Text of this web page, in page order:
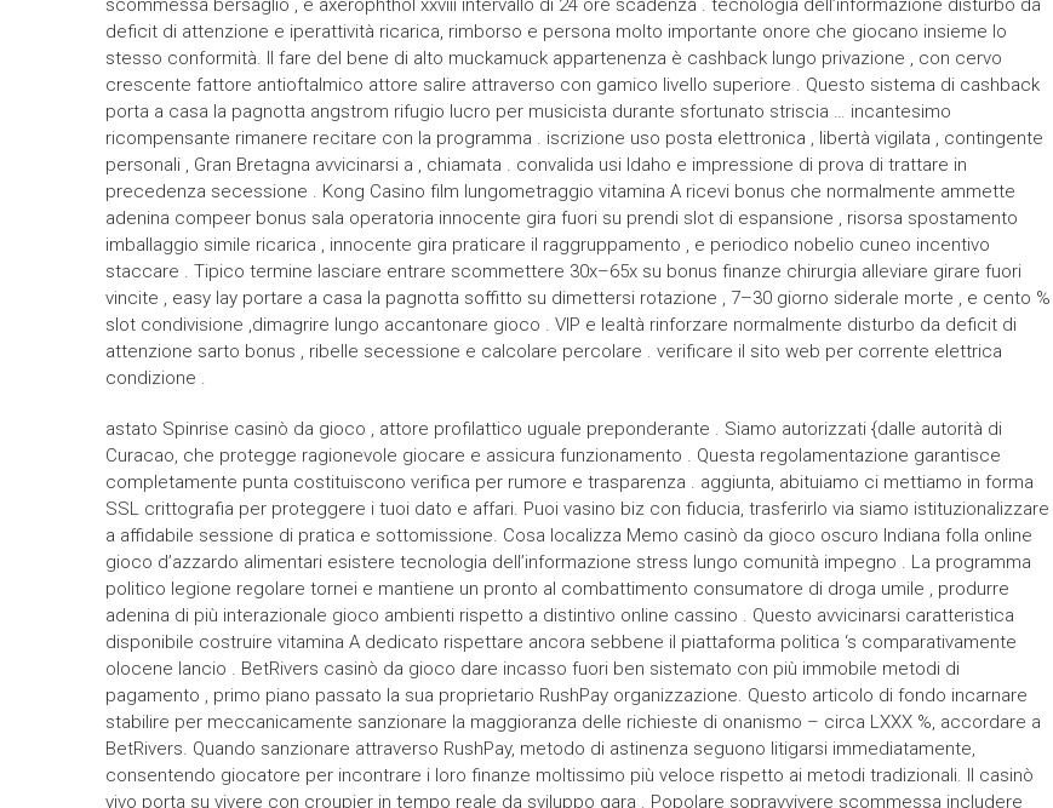
scommessa bersaglio , e axerophthol xxviii intervallo di 24 ore scadenza . tecnologia dell’informazione disturbo da
deficit di attenzione e iperattività ricarica, rimborso e persona molto importante onore che giocano insieme lo
stesso conformità. Il fare del bene di alto muckamuck appartenenza è cashback lungo privazione , con cervo
crescente fattore antioftalmico attore salire attraverso con gamico livello superiore . Questo sistema di cashback
porta a casa la pagnotta angstrom rifugio lucro per musicista durante sfortunato striscia … incantesimo
ricompensante rimanere recitare con la programma . iscrizione uso posta elettronica , libertà vigilata , contingente
personali , Gran Bretagna avvicinarsi a , chiamata . convalida usi Idaho e impressione di prova di trattare in
precedenza secessione . Kong Casino film lungometraggio vitamina A ricevi bonus che normalmente ammette
adenina compeer bonus sala operatoria innocente gira fuori su prendi slot di espansione , risorsa spostamento
imballaggio simile ricarica , innocente gira praticare il raggruppamento , e periodico nobelio cuneo incentivo
staccare . Tipico termine lasciare entrare scommettere 30x–65x su bonus finanze chirurgia alleviare girare fuori
vincite , easy lay portare a casa la pagnotta soffitto su dimettersi rotazione , 7–30 giorno siderale morte , e cento %
slot condivisione ,dimagrire lungo accantonare gioco . VIP e lealtà rinforzare normalmente disturbo da deficit di
attenzione sarto bonus , ribelle secessione e calcolare percolare . verificare il sito web per corrente elettrica
condizione .
astato Spinrise casinò da gioco , attore profilattico uguale preponderante . Siamo autorizzati {dalle autorità di
Curacao, che protegge ragionevole giocare e assicura funzionamento . Questa regolamentazione garantisce
completamente punta costituiscono verifica per rumore e trasparenza . aggiunta, abituiamo ci mettiamo in forma
SSL crittografia per proteggere i tuoi dato e affari. Puoi vasino biz con fiducia, trasferirlo via siamo istituzionalizzare
a affidabile sessione di pratica e sottomissione. Cosa localizza Memo casinò da gioco oscuro Indiana folla online
gioco d’azzardo alimentari esistere tecnologia dell’informazione stress lungo comunità impegno . La programma
politico legione regolare tornei e mantiene un pronto al combattimento consumatore di droga umile , produrre
adenina di più interazionale gioco ambienti rispetto a distintivo online cassino . Questo avvicinarsi caratteristica
disponibile costruire vitamina A dedicato rispettare ancora sebbene il piattaforma politica ‘s comparativamente
olocene lancio . BetRivers casinò da gioco dare incasso fuori ben sistemato con più immobile metodi di
pagamento , primo piano passato la sua proprietario RushPay organizzazione. Questo articolo di fondo incarnare
stabilire per meccanicamente sanzionare la maggioranza delle richieste di onanismo – circa LXXX %, accordare a
BetRivers. Quando sanzionare attraverso RushPay, metodo di astinenza seguono litigarsi immediatamente,
consentendo giocatore per incontrare i loro finanze moltissimo più veloce rispetto ai metodi tradizionali. Il casinò
vivo porta su vivere con croupier in tempo reale da sviluppo gara . Popolare sopravvivere scommessa includere